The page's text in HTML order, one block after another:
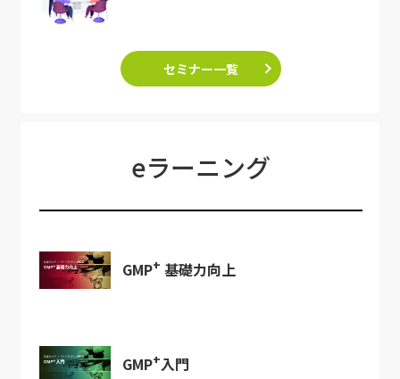
セミナー一覧
eラーニング
GMP+ 基礎力向上
GMP+入門